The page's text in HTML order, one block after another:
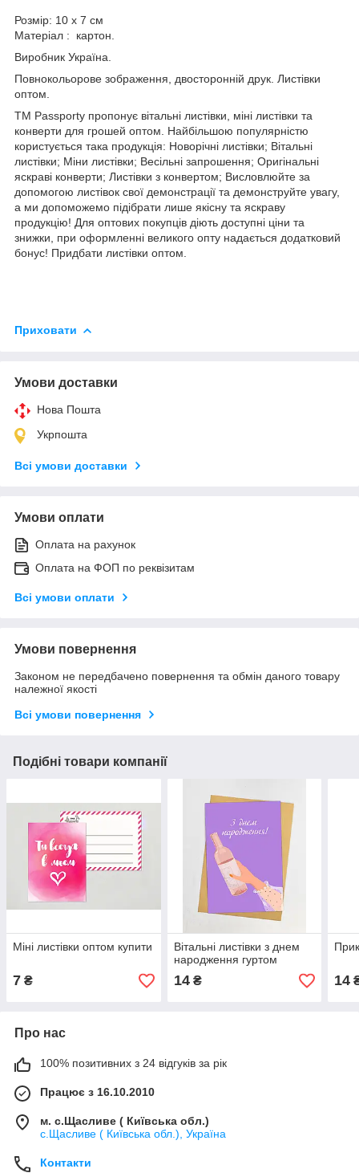
Розмір: 10 х 7 см
Матеріал : картон.
Виробник Україна.
Повнокольорове зображення, двосторонній друк. Листівки
оптом.
TM Passporty пропонує вітальні листівки, міні листівки та
конверти для грошей оптом. Найбільшою популярністю
користується така продукція: Новорічні листівки; Вітальні
листівки; Міни листівки; Весільні запрошення; Оригінальні
яскраві конверти; Листівки з конвертом; Висловлюйте за
допомогою листівок свої демонстрації та демонструйте увагу,
а ми допоможемо підібрати лише якісну та яскраву
продукцію! Для оптових покупців діють доступні ціни та
знижки, при оформленні великого опту надається додатковий
бонус! Придбати листівки оптом.
Приховати
Умови доставки
Нова Пошта
Укрпошта
Всі умови доставки
Умови оплати
Оплата на рахунок
Оплата на ФОП по реквізитам
Всі умови оплати
Умови повернення
Законом не передбачено повернення та обмін даного товару
належної якості
Всі умови повернення
Подібні товари компанії
Міні листівки оптом купити
7 ₴
Вітальні листівки з днем
народження гуртом
14₴ 14
Про нас
100% позитивних з 24 відгуків за рік
Працює з 16.10.2010
м. с.Щасливе ( Київська обл.)
с.Щасливе ( Київська обл.), Україна
Контакти